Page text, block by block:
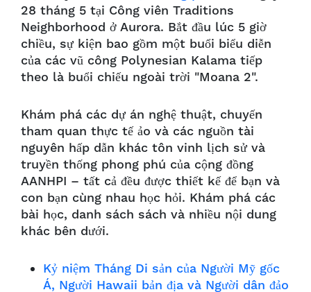
28 tháng 5 tại Công viên Traditions
Neighborhood ở Aurora. Bắt đầu lúc 5 giờ
chiều, sự kiện bao gồm một buổi biểu diễn
của các vũ công Polynesian Kalama tiếp
theo là buổi chiếu ngoài trời "Moana 2".
Khám phá các dự án nghệ thuật, chuyến
tham quan thực tế ảo và các nguồn tài
nguyên hấp dẫn khác tôn vinh lịch sử và
truyền thống phong phú của cộng đồng
AANHPI – tất cả đều được thiết kế để bạn và
con bạn cùng nhau học hỏi. Khám phá các
bài học, danh sách sách và nhiều nội dung
khác bên dưới.
Kỷ niệm Tháng Di sản của Người Mỹ gốc
Á, Người Hawaii bản địa và Người dân đảo